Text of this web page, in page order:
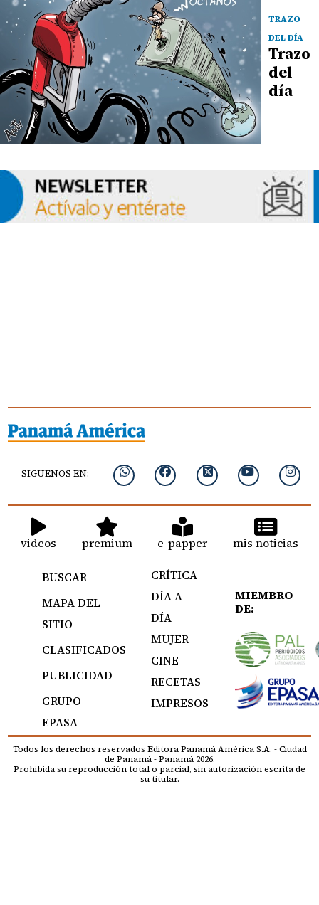
TRAZO
DEL DÍA
Trazo
del
día
SIGUENOS EN:
videos premium e-papper mis noticias
BUSCAR
MAPA DEL
SITIO
CLASIFICADOS
PUBLICIDAD
GRUPO
EPASA
CRÍTICA
DÍA A
DÍA
MUJER
CINE
RECETAS
IMPRESOS
MIEMBRO
DE:
Todos los derechos reservados Editora Panamá América S.A. - Ciudad
de Panamá - Panamá 2026.
Prohibida su reproducción total o parcial, sin autorización escrita de
su titular.